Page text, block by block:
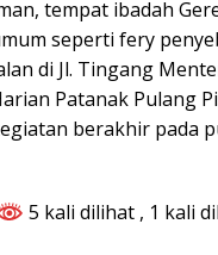
tempat ibadah
seperti fery
di Jl. Tingang
Patanak Pulang
berakhir pada
5 kali dilihat , 1 kali